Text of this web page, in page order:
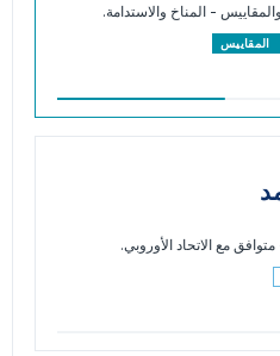
- المناخ والاستدامة.
المقاييس
مع الاتحاد الأوروبي.